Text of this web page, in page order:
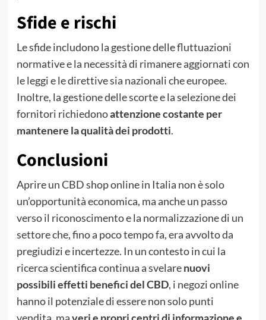
Sfide e rischi
Le sfide includono la gestione delle fluttuazioni
normative e la necessità di rimanere aggiornati con
le leggi e le direttive sia nazionali che europee.
Inoltre, la gestione delle scorte e la selezione dei
fornitori richiedonoattenzione costante per
mantenere la qualità dei prodotti.
Conclusioni
Aprire un CBD shop online in Italia non è solo
un’opportunità economica, ma anche un passo
verso il riconoscimento e la normalizzazione di un
settore che, fino a poco tempo fa, era avvolto da
pregiudizi e incertezze. In un contesto in cui la
ricerca scientifica continua a svelarenuovi
possibili effetti benefici del CBD, i negozi online
hanno il potenziale di essere non solo punti